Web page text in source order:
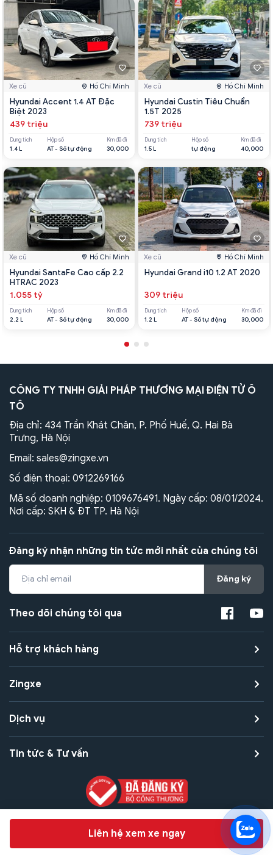
Chat hỗ trợ
Liên hệ xem xe ngay
Xe cũ Hồ Chí Minh
Hyundai Accent 1.4 AT Đặc
Biệt 2023
439 triệu
Dung tích
1.4 L
Hộp số
AT - Số tự động
Km đã đi
30,000
Xe cũ Hồ Chí Minh
Hyundai SantaFe Cao cấp 2.2
HTRAC 2023
1.055 tỷ
Dung tích
2.2 L
Hộp số
AT - Số tự động
Km đã đi
30,000
Xe cũ Hồ Chí Minh
Hyundai Custin Tiêu Chuẩn
1.5T 2025
739 triệu
Dung tích
1.5 L
Hộp số
tự động
Km đã đi
40,000
Xe cũ Hồ Chí Minh
Hyundai Grand i10 1.2 AT 2020
309 triệu
Dung tích
1.2 L
Hộp số
AT - Số tự động
Km đã đi
30,000
CÔNG TY TNHH GIẢI PHÁP THƯƠNG MẠI ĐIỆN TỬ Ô
TÔ
Địa chỉ: 434 Trần Khát Chân, P. Phố Huế, Q. Hai Bà
Trưng, Hà Nội
Email: sales@zingxe.vn
Số điện thoại: 0912269166
Mã số doanh nghiệp: 0109676491. Ngày cấp: 08/01/2024.
Nơi cấp: SKH & ĐT TP. Hà Nội
Đăng ký nhận những tin tức mới nhất của chúng tôi
Đăng ký
Theo dõi chúng tôi qua
Hỗ trợ khách hàng
Zingxe
Dịch vụ
Tin tức & Tư vấn
Bảo mật quyền riêng tư
Điều khoản sử dụng